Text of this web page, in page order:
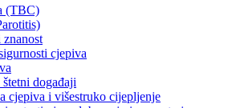
(TBC)
cjepiva
događaji
cjepiva i višestruko cijepljenje